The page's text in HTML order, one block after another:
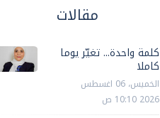
مقالات
كلمة واحدة... تغيّر يوما
كاملا
الخميس، 06 اغسطس
2026 10:10 ص